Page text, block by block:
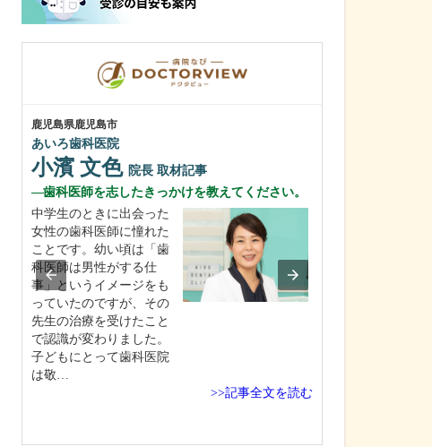
鹿児島県鹿児島市
あいろ歯科医院
小濱 文色 院長 取材記事
歯科医師を志したきっかけを教えてください。
中学生のときに出会った
女性の歯科医師に憧れた
ことです。幼い頃は「歯
科医師は男性がする仕
事」というイメージをも
っていたのですが、その
先生の治療を受けたこと
で認識が変わりました。
子どもにとって歯科医院
は敬…
>>記事全文を読む